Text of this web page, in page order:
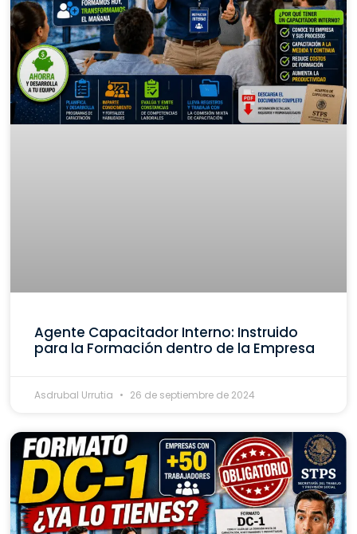
Agente Capacitador Interno: Instruido
para la Formación dentro de la Empresa
Asdrubal Urrutia 26 de septiembre de 2024